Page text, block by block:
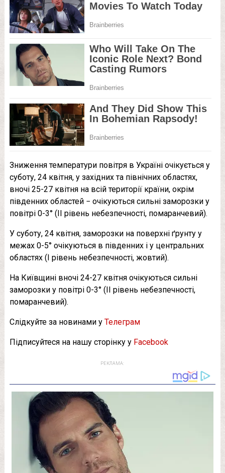
Зниження температури повітря в Україні очікується у
суботу, 24 квітня, у західних та північних областях,
вночі 25-27 квітня на всій території країни, окрім
південних областей − очікуються сильні заморозки у
повітрі 0-3° (II рівень небезпечності, помаранчевий).
У суботу, 24 квітня, заморозки на поверхні ґрунту у
межах 0-5° очікуються в південних і у центральних
областях (I рівень небезпечності, жовтий).
На Київщині вночі 24-27 квітня очікуються сильні
заморозки у повітрі 0-3° (II рівень небезпечності,
помаранчевий).
Слідкуйте за новинами у Телеграм
Підписуйтеся на нашу сторінку у Facebook
РЕКЛАМА: